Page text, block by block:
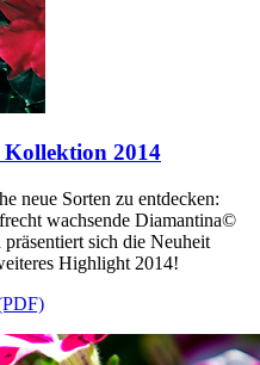
2014
neue Sorten zu entdecken:
wachsende Diamantina©
sich die Neuheit
Highlight 2014!